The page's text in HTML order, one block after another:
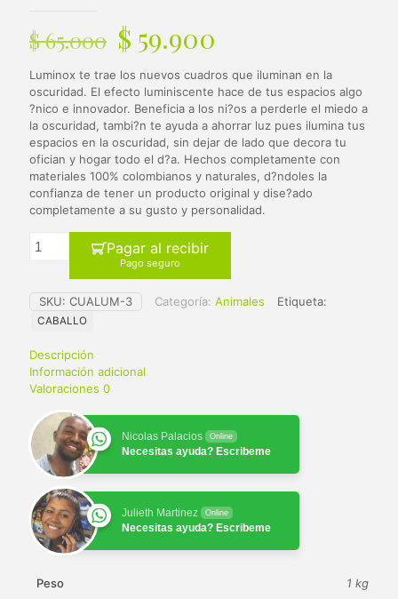
$65.000 El
precio
original
era:
$ 65.000.
$ 59.900
precio
actual
es:
$ 59.900.
Luminox te trae los nuevos cuadros que iluminan en la
oscuridad. El efecto luminiscente hace de tus espacios algo
?nico e innovador. Beneficia a los ni?os a perderle el miedo a
la oscuridad, tambi?n te ayuda a ahorrar luz pues ilumina tus
espacios en la oscuridad, sin dejar de lado que decora tu
ofician y hogar todo el d?a. Hechos completamente con
materiales 100% colombianos y naturales, d?ndoles la
confianza de tener un producto original y dise?ado
completamente a su gusto y personalidad.
Pagar al recibir
Pago seguro
SKU: CUALUM-3 Categoría: Animales Etiqueta:
CABALLO
Descripción
Información adicional
Valoraciones 0
Nicolas Palacios Online
Necesitas ayuda? Escribeme
Julieth Martinez Online
Necesitas ayuda? Escribeme
Peso 1 kg